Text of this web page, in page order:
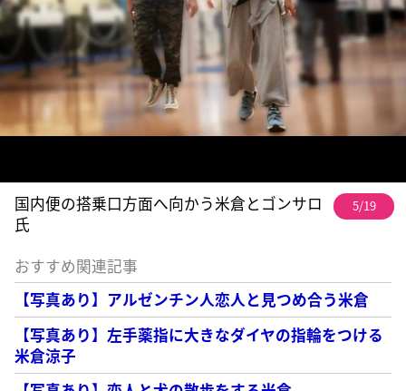
国内便の搭乗口方面へ向かう米倉とゴンサロ
氏
5/19
おすすめ関連記事
【写真あり】アルゼンチン人恋人と見つめ合う米倉
【写真あり】左手薬指に大きなダイヤの指輪をつける
米倉涼子